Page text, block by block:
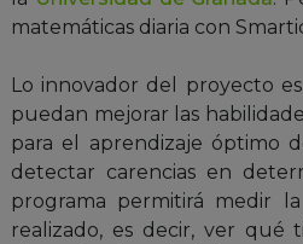
matemáticas diaria con
Lo innovador del proyecto
puedan mejorar las
para el aprendizaje óptimo
detectar carencias en
programa permitirá medir
realizado, es decir, ver qué